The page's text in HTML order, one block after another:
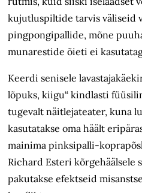
kujutluspiltide tarvis väliseid
pingpongipallide, mõne
munarestide õieti ei
Keerdi senisele
lõpuks, kiigu“ kindlasti
tugevalt näitlejateater, kuna
kasutatakse oma häält
mainima pinksipalli-
Richard Esteri kõrgehäälsele
pakutakse efektseid